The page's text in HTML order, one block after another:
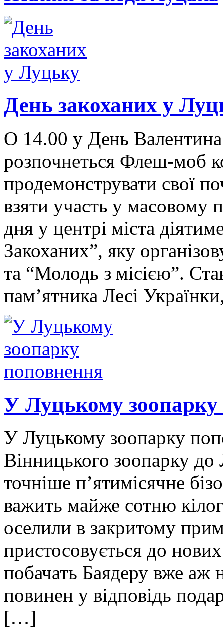
День закоханих у
О 14.00 у День
розпочнеться Флеш-моб
продемонструвати свої
взяти участь у масовому
дня у центрі міста
Закоханих”, яку
та “Молодь з місією”.
пам’ятника Лесі
У Луцькому
У Луцькому зоопарку
Вінницького зоопарку до
точніше п’ятимісячне
важить майже сотню
оселили в закритому
пристосовується до
побачать Баядеру вже аж
повинен у відповідь
[…]